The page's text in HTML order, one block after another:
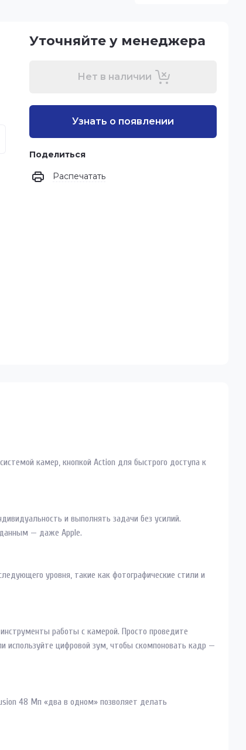
Уточняйте у менеджера
Нет в наличии
Узнать о появлении
Поделиться
Распечатать
камер, кнопкой Action для быстрого доступа к
и выполнять задачи без усилий.
— даже Apple.
уровня, такие как фотографические стили и
работы с камерой. Просто проведите
используйте цифровой зум, чтобы скомпоновать кадр —
48 Мп «два в одном» позволяет делать